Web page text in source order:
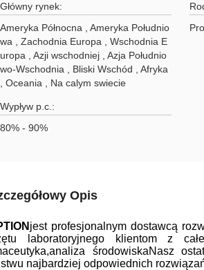
Główny rynek:
Ameryka Północna , Ameryka Południo
wa , Zachodnia Europa , Wschodnia E
uropa , Azji wschodniej , Azja Południo
wo-Wschodnia , Bliski Wschód , Afryka
, Oceania , Na calym swiecie
Wypływ p.c.:
80% - 90%
Opis
jest profesjonalnym dostawcą
laboratoryjnego klientom z
środowiskaNasz
najbardziej odpowiednich